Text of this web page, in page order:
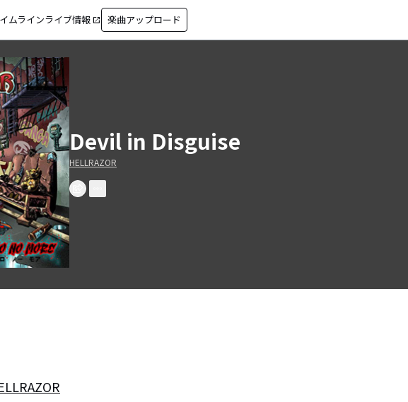
ムラインライブ情報 open_in_new 楽曲アップロード
Devil in Disguise
HELLRAZOR